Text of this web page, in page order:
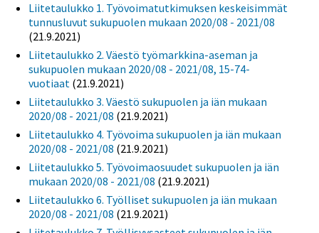
Liitetaulukko 1. Työvoimatutkimuksen keskeisimmät
tunnusluvut sukupuolen mukaan 2020/08 - 2021/08
(21.9.2021)
Liitetaulukko 2. Väestö työmarkkina-aseman ja
sukupuolen mukaan 2020/08 - 2021/08, 15-74-
vuotiaat (21.9.2021)
Liitetaulukko 3. Väestö sukupuolen ja iän mukaan
2020/08 - 2021/08 (21.9.2021)
Liitetaulukko 4. Työvoima sukupuolen ja iän mukaan
2020/08 - 2021/08 (21.9.2021)
Liitetaulukko 5. Työvoimaosuudet sukupuolen ja iän
mukaan 2020/08 - 2021/08 (21.9.2021)
Liitetaulukko 6. Työlliset sukupuolen ja iän mukaan
2020/08 - 2021/08 (21.9.2021)